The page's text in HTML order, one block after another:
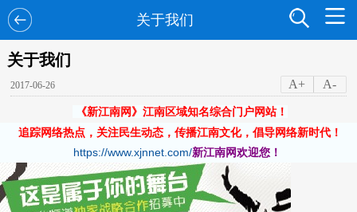
关于我们
关于我们
2017-06-26 A+ A-
《新江南网》江南区域知名综合门户网站！
追踪网络热点，关注民生动态，传播江南文化，倡导网络新时代！
https://www.xjnnet.com/新江南网欢迎您！